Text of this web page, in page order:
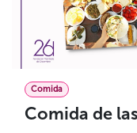
Comida
Comida de